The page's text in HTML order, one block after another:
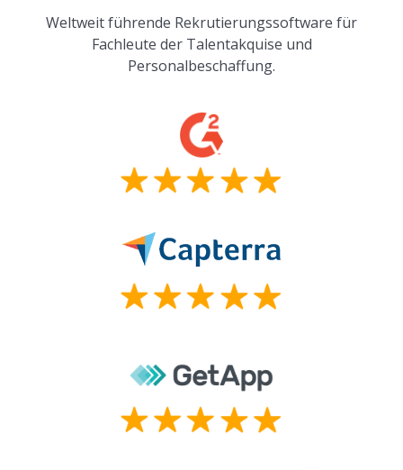
Weltweit führende Rekrutierungssoftware für
Fachleute der Talentakquise und
Personalbeschaffung.